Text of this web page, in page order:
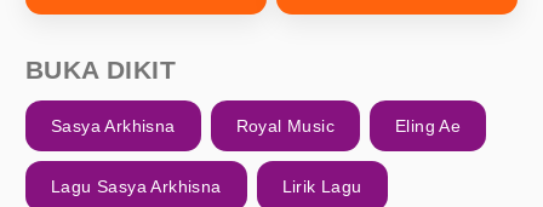
BUKA DIKIT
Sasya Arkhisna Royal Music Eling Ae
Lagu Sasya Arkhisna Lirik Lagu